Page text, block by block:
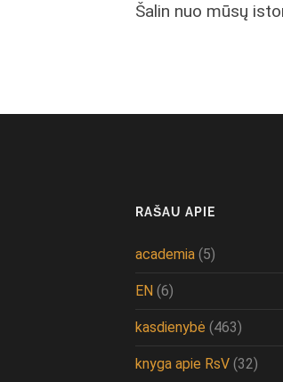
Šalin nuo mūsų
RAŠAU APIE
academia (5)
EN (6)
kasdienybė (463)
knyga apie RsV (32)